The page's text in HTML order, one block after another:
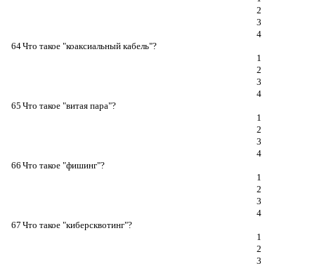
2
3
4
64Что такое "коаксиальный кабель"?
1
2
3
4
65 Что такое "витая пара"?
1
2
3
4
66 Что такое "фишинг"?
1
2
3
4
67 Что такое "киберсквотинг"?
1
2
3